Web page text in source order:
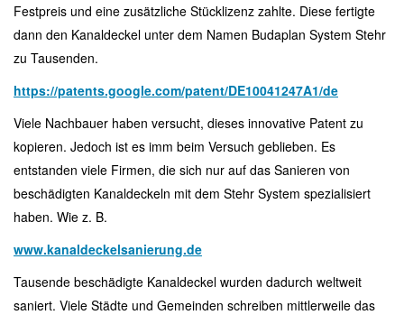
Festpreis und eine zusätzliche Stücklizenz zahlte. Diese fertigte
dann den Kanaldeckel unter dem Namen Budaplan System Stehr
zu Tausenden.
https://patents.google.com/patent/DE10041247A1/de
Viele Nachbauer haben versucht, dieses innovative Patent zu
kopieren. Jedoch ist es imm beim Versuch geblieben. Es
entstanden viele Firmen, die sich nur auf das Sanieren von
beschädigten Kanaldeckeln mit dem Stehr System spezialisiert
haben. Wie z. B.
www.kanaldeckelsanierung.de
Tausende beschädigte Kanaldeckel wurden dadurch weltweit
saniert. Viele Städte und Gemeinden schreiben mittlerweile das